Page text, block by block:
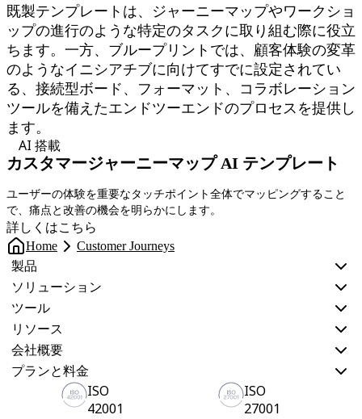
既製テンプレートは、ジャーニーマップやワークショ
ップの進行のような特定のタスクに取り組む際に役立
ちます。一方、ブループリントでは、顧客体験の変革
のようなイニシアチブに向けてすでに設定されてい
る、接続型ボード、フォーマット、コラボレーション
ツールを備えたエンドツーエンドのプロセスを提供し
ます。
AI 搭載
カスタマージャーニーマップ AI テンプレート
ユーザーの体験を重要なタッチポイント全体でマッピングすること
で、痛点と改善の機会を明らかにします。
詳しくはこちら
Home Customer Journeys
製品
ソリューション
ツール
リソース
会社概要
プランと料金
ISO
42001
ISO
27001